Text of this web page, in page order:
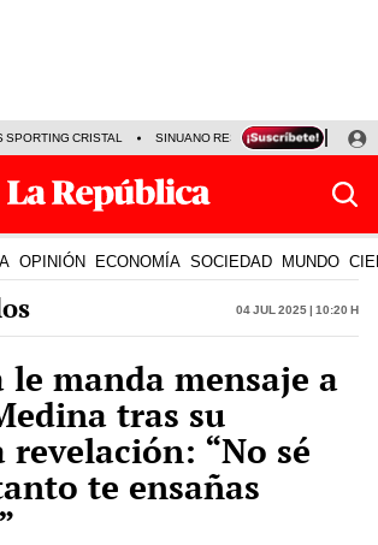
CRISTAL SINUANO RESULTADOS HOY
OPINIÓN ECONOMÍA SOCIEDAD MUNDO
04 Jul 2025 | 10:20 h
manda mensaje a
tras su
revelación: “No sé
te ensañas